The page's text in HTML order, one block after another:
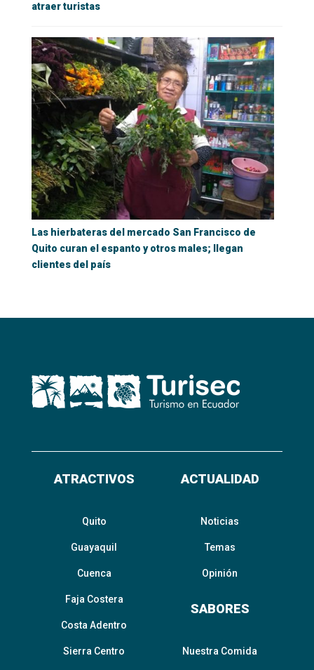
atraer turistas
Las hierbateras del mercado San Francisco de
Quito curan el espanto y otros males; llegan
clientes del país
ATRACTIVOS
Quito
Guayaquil
Cuenca
Faja Costera
Costa Adentro
Sierra Centro
ACTUALIDAD
Noticias
Temas
Opinión
SABORES
Nuestra Comida